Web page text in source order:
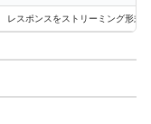
レスポンスをストリーミング形式